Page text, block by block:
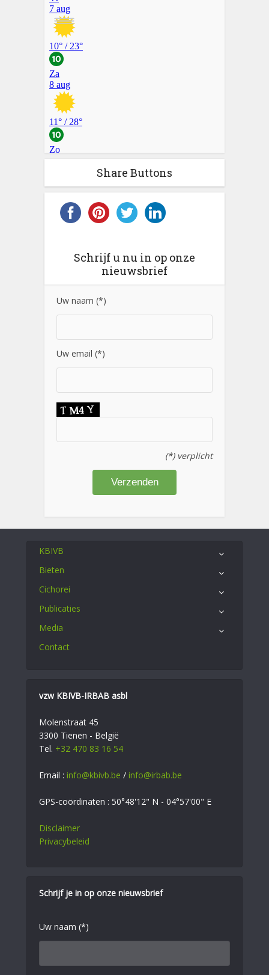
Share Buttons
Schrijf u nu in op onze
nieuwsbrief
Uw naam (*)
Uw email (*)
(*) verplicht
KBIVB
Bieten
Cichorei
Publicaties
Media
Contact
vzw KBIVB-IRBAB asbl
Molenstraat 45
3300 Tienen - België
Tel. +32 470 83 16 54
Email : info@kbivb.be / info@irbab.be
GPS-coördinaten : 50°48'12" N - 04°57'00" E
Disclaimer
Privacybeleid
Schrijf je in op onze nieuwsbrief
Uw naam (*)